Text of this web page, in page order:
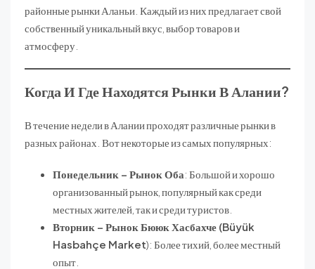
районные рынки Аланьи. Каждый из них предлагает свой
собственный уникальный вкус, выбор товаров и
атмосферу.
Когда И Где Находятся Рынки В Алании?
В течение недели в Алании проходят различные рынки в
разных районах. Вот некоторые из самых популярных:
Понедельник – Рынок Оба: Большой и хорошо
организованный рынок, популярный как среди
местных жителей, так и среди туристов.
Вторник – Рынок Бююк Хасбахче (Büyük
Hasbahçe Market): Более тихий, более местный
опыт.